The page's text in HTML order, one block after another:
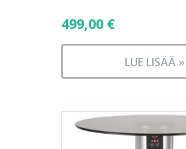
499,00 €
LUE LISÄÄ »